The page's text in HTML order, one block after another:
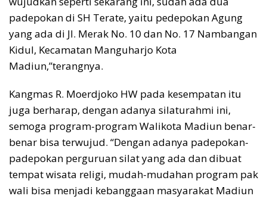
padepokan di SH Terate, yaitu pedepokan Agung
yang ada di Jl. Merak No. 10 dan No. 17 Nambangan
Kidul, Kecamatan Manguharjo Kota
Madiun,”terangnya.
Kangmas R. Moerdjoko HW pada kesempatan itu
juga berharap, dengan adanya silaturahmi ini,
semoga program-program Walikota Madiun benar-
benar bisa terwujud. “Dengan adanya padepokan-
padepokan perguruan silat yang ada dan dibuat
tempat wisata religi, mudah-mudahan program pak
wali bisa menjadi kebanggaan masyarakat Madiun